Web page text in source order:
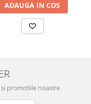
ADAUGA IN COS
promotiile noastre